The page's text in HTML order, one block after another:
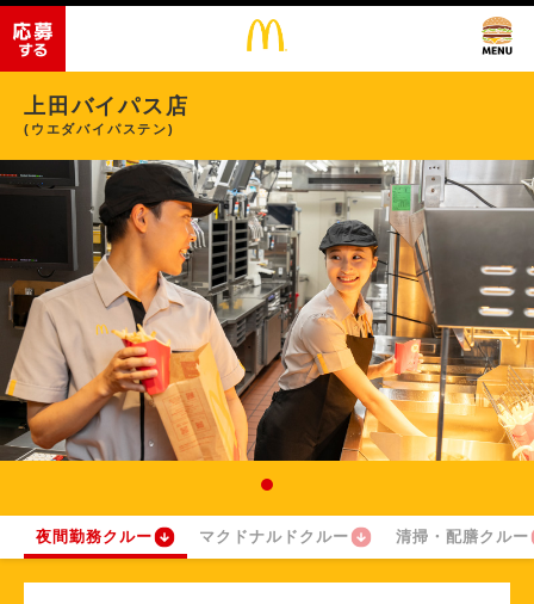
上田バイパス店
(ウエダバイパステン)
夜間勤務クルー マクドナルドクルー 清掃・配膳クルー